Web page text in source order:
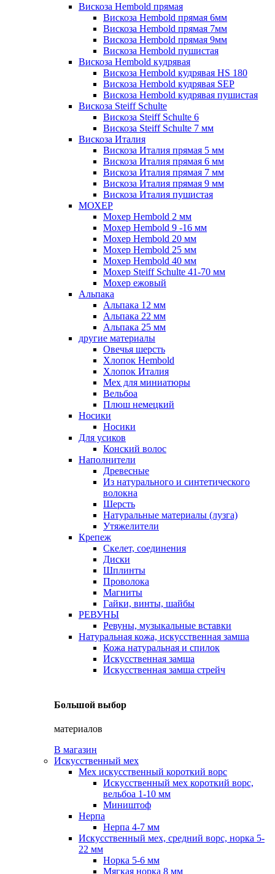
Вискоза Hembold прямая
Вискоза Hembold прямая 6мм
Вискоза Hembold прямая 7мм
Вискоза Hembold прямая 9мм
Вискоза Hembold пушистая
Вискоза Hembold кудрявая
Вискоза Hembold кудрявая HS 180
Вискоза Hembold кудрявая SEP
Вискоза Hembold кудрявая пушистая
Вискоза Steiff Schulte
Вискоза Steiff Schulte 6
Вискоза Steiff Schulte 7 мм
Вискоза Италия
Вискоза Италия прямая 5 мм
Вискоза Италия прямая 6 мм
Вискоза Италия прямая 7 мм
Вискоза Италия прямая 9 мм
Вискоза Италия пушистая
МОХЕР
Мохер Hembold 2 мм
Мохер Hembold 9 -16 мм
Мохер Hembold 20 мм
Мохер Hembold 25 мм
Мохер Hembold 40 мм
Мохер Steiff Schulte 41-70 мм
Мохер ежовый
Альпака
Альпака 12 мм
Альпака 22 мм
Альпака 25 мм
другие материалы
Овечья шерсть
Хлопок Hembold
Хлопок Италия
Мех для миниатюры
Вельбоа
Плюш немецкий
Носики
Носики
Для усиков
Конский волос
Наполнители
Древесные
Из натурального и синтетического
волокна
Шерсть
Натуральные материалы (лузга)
Утяжелители
Крепеж
Скелет, соединения
Диски
Шплинты
Проволока
Магниты
Гайки, винты, шайбы
РЕВУНЫ
Ревуны, музыкальные вставки
Натуральная кожа, искусственная замша
Кожа натуральная и спилок
Искусственная замша
Искусственная замша стрейч
Большой выбор
материалов
В магазин
Искусственный мех
Мех искусственный короткий ворс
Искусственный мех короткий ворс,
вельбоа 1-10 мм
Миништоф
Нерпа
Нерпа 4-7 мм
Искусственный мех, средний ворс, норка 5-
22 мм
Норка 5-6 мм
Мягкая норка 8 мм